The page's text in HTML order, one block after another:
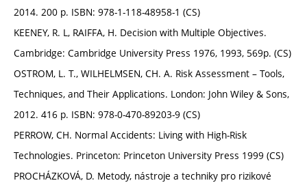
2014. 200 p. ISBN: 978-1-118-48958-1 (CS)
KEENEY, R. L, RAIFFA, H. Decision with Multiple Objectives.
Cambridge: Cambridge University Press 1976, 1993, 569p. (CS)
OSTROM, L. T., WILHELMSEN, CH. A. Risk Assessment – Tools,
Techniques, and Their Applications. London: John Wiley & Sons,
2012. 416 p. ISBN: 978-0-470-89203-9 (CS)
PERROW, CH. Normal Accidents: Living with High-Risk
Technologies. Princeton: Princeton University Press 1999 (CS)
PROCHÁZKOVÁ, D. Metody, nástroje a techniky pro rizikové